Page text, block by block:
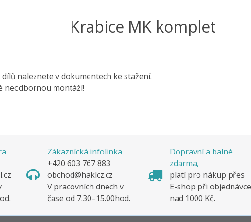
Krabice MK komplet
naleznete v dokumentech ke stažení.
neodbornou montáží!
Zákaznícká infolinka
+420 603 767 883
obchod@haklcz.cz
V pracovních dnech v
čase od 7.30–15.00hod.
Dopravní a balné
zdarma,
platí pro nákup přes
E-shop při objednávce
nad 1000 Kč.